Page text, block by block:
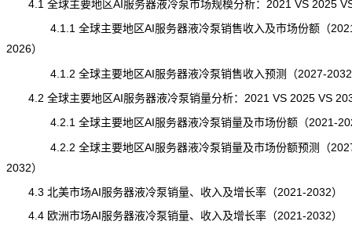
4.1 全球主要地区AI服务器液冷泵市场规模分析：2021 VS 2025
4.1.1 全球主要地区AI服务器液冷泵销售收入及市场份额（
2026）
4.1.2 全球主要地区AI服务器液冷泵销售收入预测（2027-
4.2 全球主要地区AI服务器液冷泵销量分析：2021 VS 2025 VS
4.2.1 全球主要地区AI服务器液冷泵销量及市场份额（2021-
4.2.2 全球主要地区AI服务器液冷泵销量及市场份额预测（
2032）
4.3 北美市场AI服务器液冷泵销量、收入及增长率（2021-2032）
4.4 欧洲市场AI服务器液冷泵销量、收入及增长率（2021-2032）